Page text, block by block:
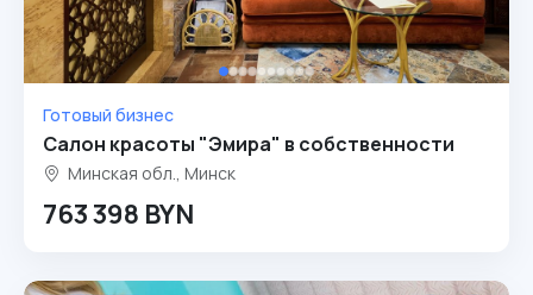
Готовый бизнес
Салон красоты "Эмира" в собственности
Минская обл., Минск
763 398 BYN